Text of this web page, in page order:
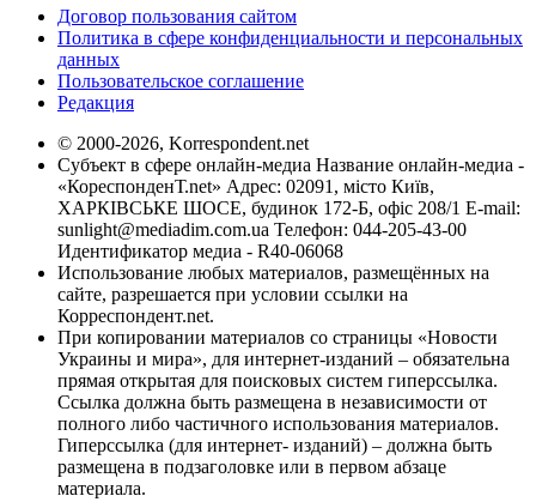
Договор пользования сайтом
Политика в сфере конфиденциальности и персональных
данных
Пользовательское соглашение
Редакция
© 2000-2026, Korrespondent.net
Субъект в сфере онлайн-медиа Название онлайн-медиа -
«КореспонденТ.net» Адрес: 02091, місто Київ,
ХАРКІВСЬКЕ ШОСЕ, будинок 172-Б, офіс 208/1 E-mail:
sunlight@mediadim.com.ua Телефон: 044-205-43-00
Идентификатор медиа - R40-06068
Использование любых материалов, размещённых на
сайте, разрешается при условии ссылки на
Корреспондент.net.
При копировании материалов со страницы «Новости
Украины и мира», для интернет-изданий – обязательна
прямая открытая для поисковых систем гиперссылка.
Ссылка должна быть размещена в независимости от
полного либо частичного использования материалов.
Гиперссылка (для интернет- изданий) – должна быть
размещена в подзаголовке или в первом абзаце
материала.